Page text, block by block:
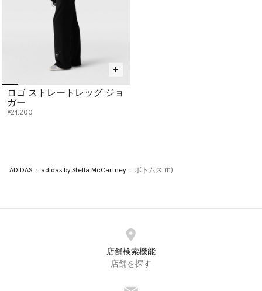
ロゴ ストレートレッグ ジョ
ガー
¥24,200
ADIDAS adidas by Stella McCartney ボトムス (11)
店舗検索機能
店舗を探す